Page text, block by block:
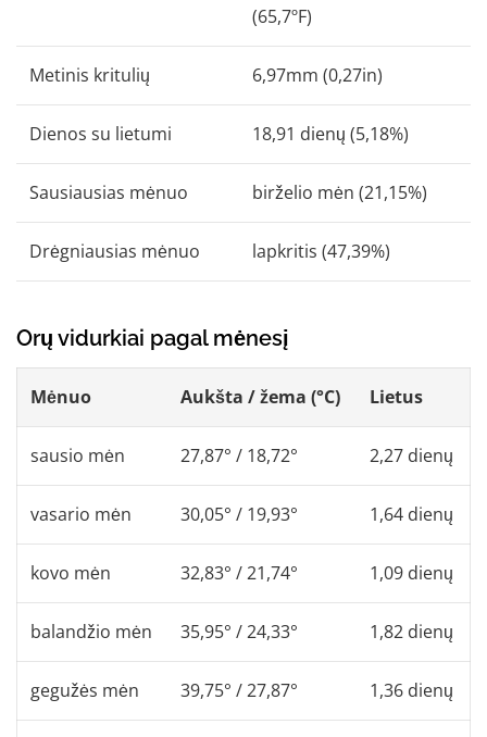
(65,7ºF)
Metinis kritulių 6,97mm (0,27in)
Dienos su lietumi 18,91 dienų (5,18%)
Sausiausias mėnuo birželio mėn (21,15%)
Drėgniausias mėnuo lapkritis (47,39%)
Orų vidurkiai pagal mėnesį
Mėnuo Aukšta / žema (°C) Lietus
sausio mėn 27,87° / 18,72° 2,27 dienų
vasario mėn 30,05° / 19,93° 1,64 dienų
kovo mėn 32,83° / 21,74° 1,09 dienų
balandžio mėn 35,95° / 24,33° 1,82 dienų
gegužės mėn 39,75° / 27,87° 1,36 dienų